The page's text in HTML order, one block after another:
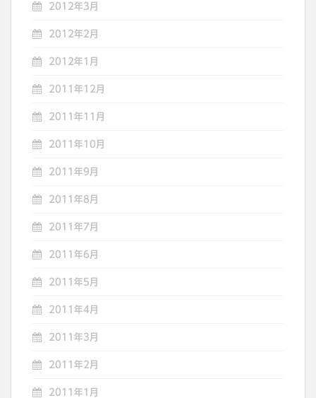
2012年3月
2012年2月
2012年1月
2011年12月
2011年11月
2011年10月
2011年9月
2011年8月
2011年7月
2011年6月
2011年5月
2011年4月
2011年3月
2011年2月
2011年1月